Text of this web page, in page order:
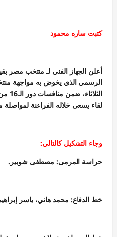
كتبت ساره محمود
أعلن الجهاز الفني لـ منتخب مصر
الرسمي الذي يخوض به مواجهة
لقاء يسعى خلاله الفراعنة
وجاء التشكيل كالتالي:
حراسة المرمى: مصطفى شوبير.
خط الدفاع: محمد هاني، ياسر